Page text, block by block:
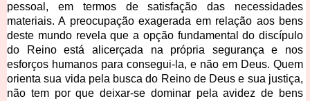
pessoal, em termos de satisfação das necessidades
materiais. A preocupação exagerada em relação aos bens
deste mundo revela que a opção fundamental do discípulo
do Reino está alicerçada na própria segurança e nos
esforços humanos para consegui-la, e não em Deus. Quem
orienta sua vida pela busca do Reino de Deus e sua justiça,
não tem por que deixar-se dominar pela avidez de bens